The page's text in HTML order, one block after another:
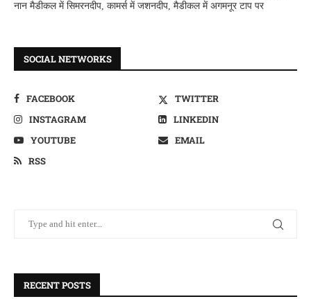
नान मैडीकल में सिमरनदीप, कामर्स में जशनदीप, मैडीकल में अगमनूर टाप पर
SOCIAL NETWORKS
FACEBOOK
TWITTER
INSTAGRAM
LINKEDIN
YOUTUBE
EMAIL
RSS
RECENT POSTS